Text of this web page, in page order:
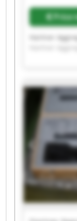
Price
Hartner
Hartner
Hartner
Hartner
Hartner
Hartner
Hartner
Hartner
Hartner
Hartner
Hartner
Hartner
Hartner
Hartner
Hartner